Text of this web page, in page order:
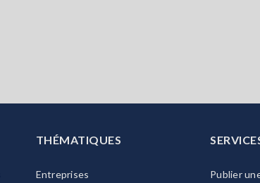
THÉMATIQUES
Entreprises Publier